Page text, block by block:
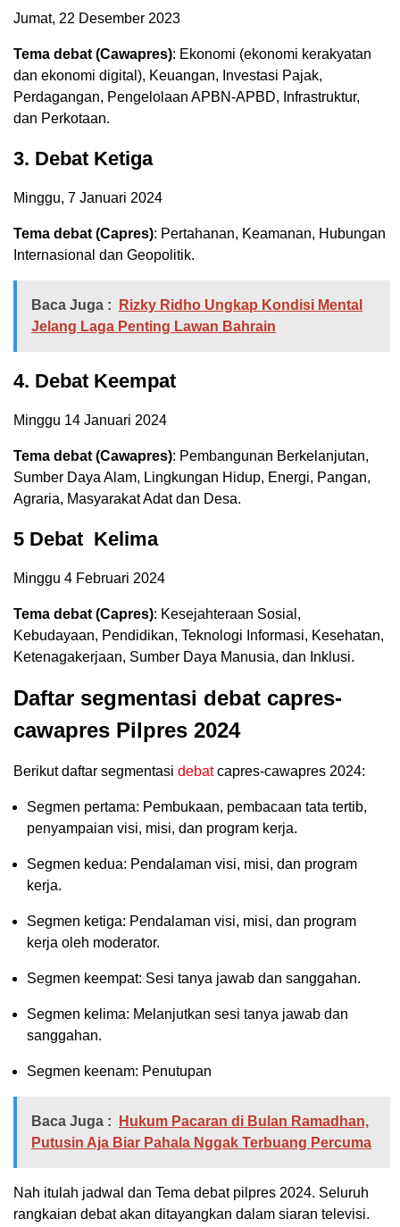
Jumat, 22 Desember 2023
Tema debat (Cawapres): Ekonomi (ekonomi kerakyatan
dan ekonomi digital), Keuangan, Investasi Pajak,
Perdagangan, Pengelolaan APBN-APBD, Infrastruktur,
dan Perkotaan.
3. Debat Ketiga
Minggu, 7 Januari 2024
Tema debat (Capres): Pertahanan, Keamanan, Hubungan
Internasional dan Geopolitik.
Baca Juga :
Rizky Ridho Ungkap Kondisi Mental
Jelang Laga Penting Lawan Bahrain
4. Debat Keempat
Minggu 14 Januari 2024
Tema debat (Cawapres): Pembangunan Berkelanjutan,
Sumber Daya Alam, Lingkungan Hidup, Energi, Pangan,
Agraria, Masyarakat Adat dan Desa.
5 Debat Kelima
Minggu 4 Februari 2024
Tema debat (Capres): Kesejahteraan Sosial,
Kebudayaan, Pendidikan, Teknologi Informasi, Kesehatan,
Ketenagakerjaan, Sumber Daya Manusia, dan Inklusi.
Daftar segmentasi debat capres-
cawapres Pilpres 2024
Berikut daftar segmentasi debatcapres-cawapres 2024:
Segmen pertama: Pembukaan, pembacaan tata tertib,
penyampaian visi, misi, dan program kerja.
Segmen kedua: Pendalaman visi, misi, dan program
kerja.
Segmen ketiga: Pendalaman visi, misi, dan program
kerja oleh moderator.
Segmen keempat: Sesi tanya jawab dan sanggahan.
Segmen kelima: Melanjutkan sesi tanya jawab dan
sanggahan.
Segmen keenam: Penutupan
Baca Juga :
Hukum Pacaran di Bulan Ramadhan,
Putusin Aja Biar Pahala Nggak Terbuang Percuma
Nah itulah jadwal dan Tema debat pilpres 2024. Seluruh
rangkaian debat akan ditayangkan dalam siaran televisi.